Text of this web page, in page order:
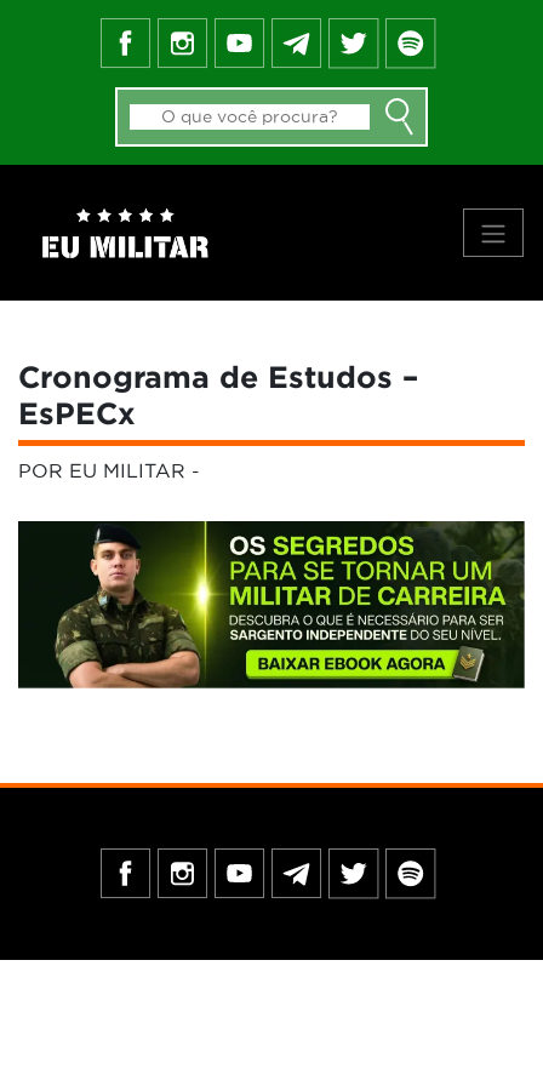
FEED DO BLOG
GALERIA DE APROVADOS
NOTÍCIAS
MATERIAIS
PRINCIPAIS VÍDEOS
SOBRE NÓS
Cronograma de Estudos –
EsPECx
POR EU MILITAR -